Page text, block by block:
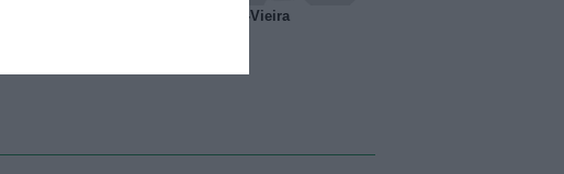
A gennaio ipotesi scambio Davids-Vieira